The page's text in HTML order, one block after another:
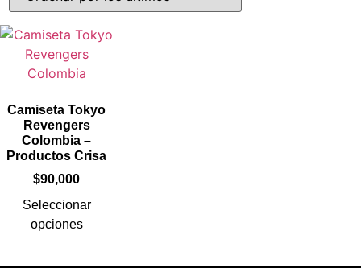
Camiseta Tokyo
Revengers
Colombia –
Productos Crisa
$90,000
Seleccionar
opciones